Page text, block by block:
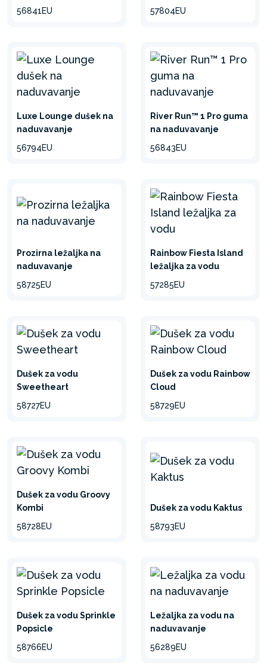
56841EU
57804EU
Luxe Lounge dušek na
naduvavanje
56794EU
River Run™ 1 Pro guma
na naduvavanje
56843EU
Prozirna ležaljka na
naduvavanje
58725EU
Rainbow Fiesta Island
ležaljka za vodu
57285EU
Dušek za vodu
Sweetheart
58727EU
Dušek za vodu Rainbow
Cloud
58729EU
Dušek za vodu Groovy
Kombi
58728EU
Dušek za vodu Kaktus
58793EU
Dušek za vodu Sprinkle
Popsicle
58766EU
Ležaljka za vodu na
naduvavanje
56289EU